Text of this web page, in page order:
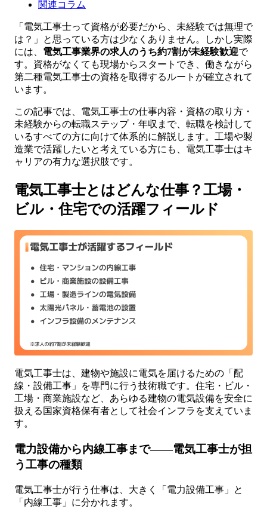
関連コラム
「電気工事士って資格が必要だから、未経験では無理で
は？」と思っている方は少なくありません。しかし実際
には、 電気工事業界の求人のうち約7割が未経験歓迎で
す。資格がなくても現場からスタートでき、働きながら
第二種電気工事士の資格を取得するルートが確立されて
います。
この記事では、電気工事士の仕事内容・資格の取り方・
未経験からの転職ステップ・年収まで、転職を検討して
いるすべての方に向けて体系的に解説します。工場や製
造業で活躍したいと考えている方にも、電気工事士はキ
ャリアの有力な選択肢です。
電気工事士とはどんな仕事？工場・
ビル・住宅での活躍フィールド
電気工事士は、建物や施設に電気を届けるための「配
線・設備工事」を専門に行う技術職です。住宅・ビル・
工場・商業施設など、あらゆる建物の電気設備を安全に
扱える国家資格保有者として社会インフラを支えていま
す。
電力設備から内線工事まで——電気工事士が担
う工事の種類
電気工事士が行う仕事は、大きく「電力設備工事」と
「内線工事」に分かれます。